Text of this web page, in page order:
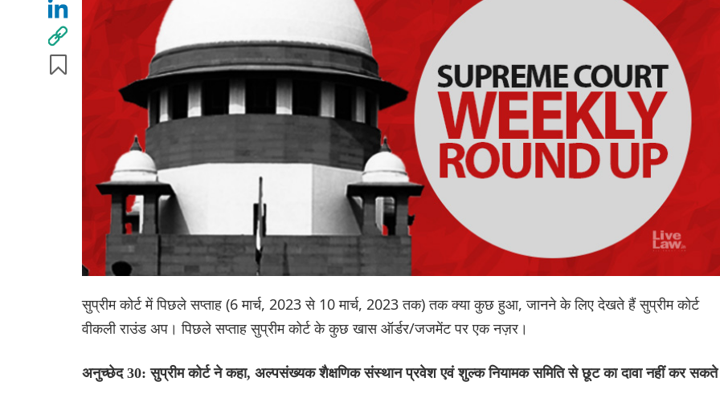
सुप्रीम कोर्ट में पिछले सप्ताह (6 मार्च, 2023 से 10 मार्च, 2023 तक) तक क्या कुछ हुआ, जानने के लिए देखते हैं सुप्रीम कोर्ट
वीकली राउंड अप। पिछले सप्ताह सुप्रीम कोर्ट के कुछ खास ऑर्डर/जजमेंट पर एक नज़र।
अनुच्छेद 30: सुप्रीम कोर्ट ने कहा, अल्पसंख्यक शैक्षणिक संस्थान प्रवेश एवं शुल्क नियामक समिति से छूट का दावा नहीं कर सकते